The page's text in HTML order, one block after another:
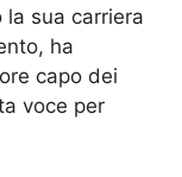
sua carriera
ha
capo dei
voce per